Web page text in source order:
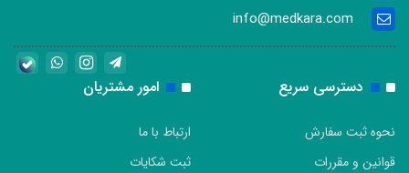
info@medkara.com
دسترسی سریع
نحوه ثبت سفارش
قوانین و مقررات
امور مشتریان
ارتباط با ما
ثبت شکایات